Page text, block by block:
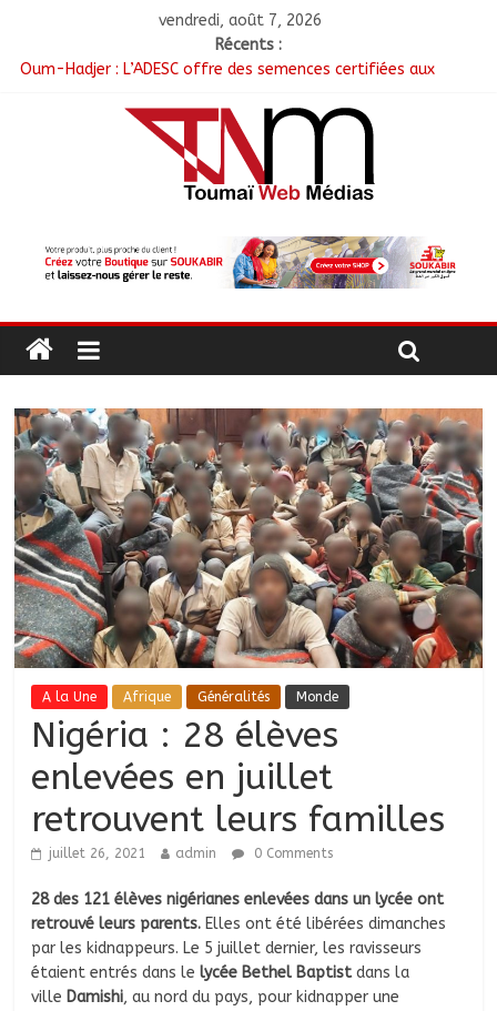
vendredi, août 7, 2026
Récents :
Oum-Hadjer : L’ADESC offre des semences certifiées aux
RGPH-3 : Le Tchad clôture la collecte des données avec plus
de 4,3 millions de ménages recensés
Tchad–Égypte : La Commission mixte relance les grands
chantiers de coopération
Nigeria : 308 otages libérés lors d’une vaste opération de
A la Une Afrique Généralités Monde
Nigéria : 28 élèves
enlevées en juillet
retrouvent leurs familles
juillet 26, 2021 admin 0 Comments
28 des 121 élèves nigérianes enlevées dans un lycée ont
retrouvé leurs parents. Elles ont été libérées dimanches
par les kidnappeurs. Le 5 juillet dernier, les ravisseurs
étaient entrés dans lelycée Bethel Baptistdans la
ville Damishi, au nord du pays, pour kidnapper une